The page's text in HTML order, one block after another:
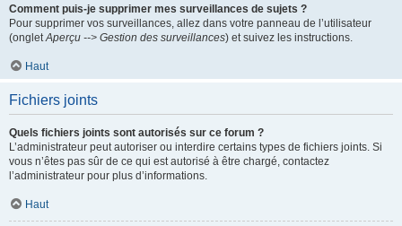
Comment puis-je supprimer mes surveillances de sujets ?
Pour supprimer vos surveillances, allez dans votre panneau de l’utilisateur
(ongletAperçu --> Gestion des surveillances) et suivez les instructions.
Haut
Fichiers joints
Quels fichiers joints sont autorisés sur ce forum ?
L’administrateur peut autoriser ou interdire certains types de fichiers joints. Si
vous n’êtes pas sûr de ce qui est autorisé à être chargé, contactez
l’administrateur pour plus d’informations.
Haut